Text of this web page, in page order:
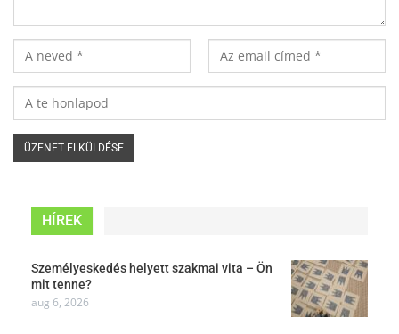
HÍREK
Személyeskedés helyett szakmai vita – Ön
mit tenne?
aug 6, 2026